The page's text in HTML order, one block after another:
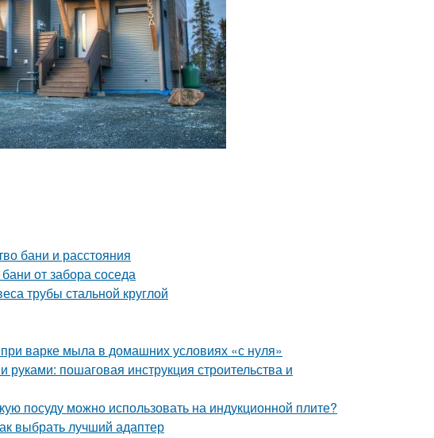
бани и расстояния
от забора соседа
трубы стальной круглой
варке мыла в домашних условиях «с нуля»
пошаговая инструкция строительства и
посуду можно использовать на индукционной плите?
выбрать лучший адаптер